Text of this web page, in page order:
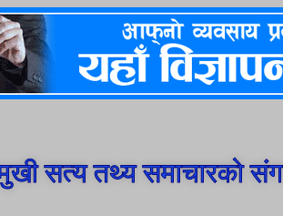
सत्य तथ्य समाचारको